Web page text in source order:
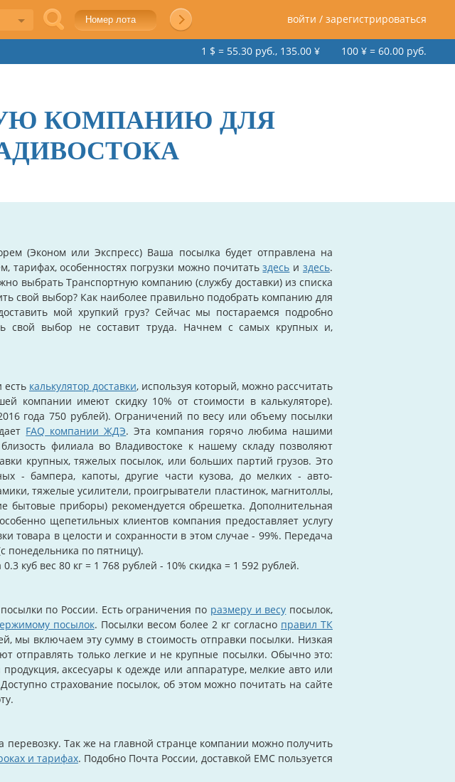
войти / зарегистрироваться
100 ¥ = 60.00 руб.
1 $ = 55.30 руб., 135.00 ¥
КОМПАНИЮ ДЛЯ
(Эконом или Экспресс) Ваша посылка будет отправлена на
тарифах, особенностях погрузки можно почитатьздесь издесь.
выбрать Транспортную компанию (службу доставки) из списка
свой выбор? Как наиболее правильно подобрать компанию для
мой хрупкий груз? Сейчас мы постараемся подробно
свой выбор не составит труда. Начнем с самых крупных и,
есть калькулятор доставки, используя который, можно рассчитать
компании имеют скидку 10% от стоимости в калькуляторе).
года 750 рублей). Ограничений по весу или объему посылки
FAQ компании ЖДЭ. Эта компания горячо любима нашими
филиала во Владивостоке к нашему складу позволяют
крупных, тяжелых посылок, или больших партий грузов. Это
- бампера, капоты, другие части кузова, до мелких - авто-
тяжелые усилители, проигрыватели пластинок, магнитоллы,
бытовые приборы) рекомендуется обрешетка. Дополнительная
щепетильных клиентов компания предоставляет услугу
товара в целости и сохранности в этом случае - 99%. Передача
понедельника по пятницу).
куб вес 80 кг = 1 768 рублей - 10% скидка = 1 592 рублей.
по России. Есть ограничения по размеру и весу посылок,
посылок. Посылки весом более 2 кг согласно правил ТК
мы включаем эту сумму в стоимость отправки посылки. Низкая
отправлять только легкие и не крупные посылки. Обычно это:
аксесуары к одежде или аппаратуре, мелкие авто или
страхование посылок, об этом можно почитать на сайте
Так же на главной странце компании можно получить
и тарифах. Подобно Почта России, доставкой ЕМС пользуется